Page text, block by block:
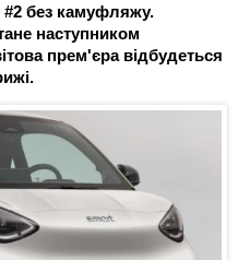
#2 без камуфляжу.
наступником
прем'єра відбудеться